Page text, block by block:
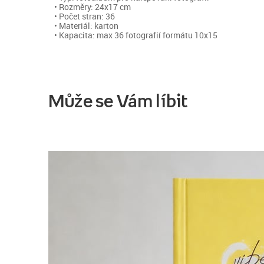
• Rozměry: 24x17 cm
• Počet stran: 36
• Materiál: karton
• Kapacita: max 36 fotografií formátu 10x15
Může se Vám líbit